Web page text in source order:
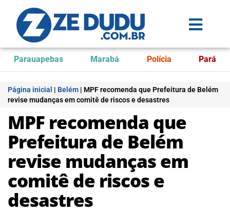
Parauapebas Marabá Polícia Pará
Página inicial | Belém | MPF recomenda que Prefeitura de Belém
revise mudanças em comitê de riscos e desastres
MPF recomenda que
Prefeitura de Belém
revise mudanças em
comitê de riscos e
desastres